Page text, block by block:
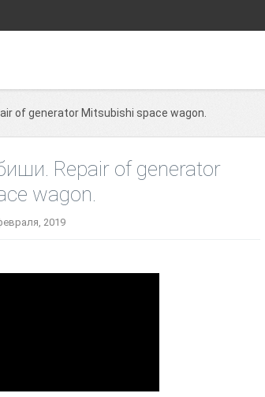
of generator Mitsubishi space wagon.
Repair of generator
wagon.
2019